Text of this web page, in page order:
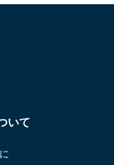
いて